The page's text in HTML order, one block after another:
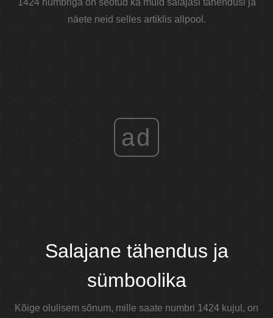
1424 numbriga on seotud ka muid salajasi tähendusi ja
näete neid selles artiklis allpool.
ad
Salajane tähendus ja
sümboolika
Kõige olulisem sõnum, mille saate numbri 1424 kujul, on